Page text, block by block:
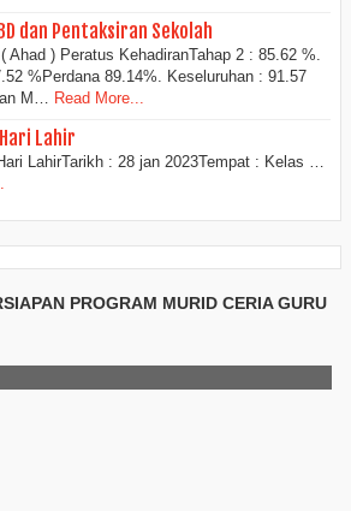
dan Pentaksiran Sekolah
Ahad ) Peratus KehadiranTahap 2 : 85.62 %.
%Perdana 89.14%. Keseluruhan : 91.57
M…
Read More...
Lahir
LahirTarikh : 28 jan 2023Tempat : Kelas …
PROGRAM MURID CERIA GURU